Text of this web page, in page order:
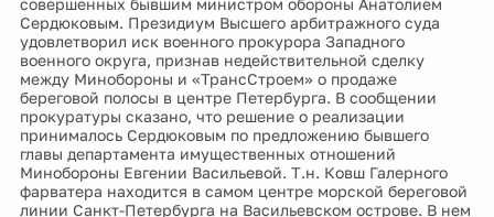
Сердюковым. Президиум Высшего арбитражного суда
удовлетворил иск военного прокурора Западного
военного округа, признав недействительной сделку
между Минобороны и «ТрансСтроем» о продаже
береговой полосы в центре Петербурга. В сообщении
прокуратуры сказано, что решение о реализации
принималось Сердюковым по предложению бывшего
главы департамента имущественных отношений
Минобороны Евгении Васильевой. Т.н. Ковш Галерного
фарватера находится в самом центре морской береговой
линии Санкт-Петербурга на Васильевском острове. В нем